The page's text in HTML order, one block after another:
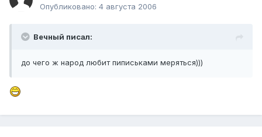
Опубликовано: 4 августа 2006
Вечный писал:
до чего ж народ любит пиписьками меряться)))